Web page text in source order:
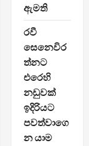
ඇමති
රවී
සෙනෙවිර
ත්නට
එරෙහි
නඩුවක්
ඉදිරියට
පවත්වාගෙ
න යාම